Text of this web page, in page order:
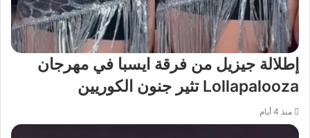
إطلالة جيزيل من فرقة ايسبا في مهرجان
Lollapalooza تثير جنون الكوريين
منذ 4 أيام